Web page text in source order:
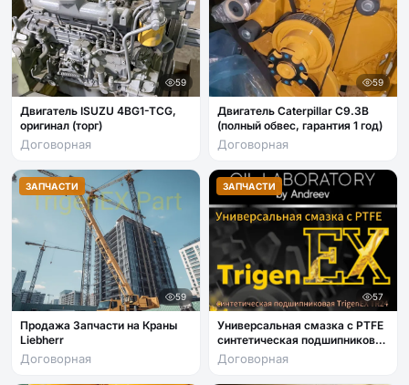
59
Двигатель ISUZU 4BG1-TCG,
оригинал (торг)
Договорная
59
Двигатель Caterpillar C9.3B
(полный обвес, гарантия 1 год)
Договорная
ЗАПЧАСТИ
59
Продажа Запчасти на Краны
Liebherr
Договорная
ЗАПЧАСТИ
57
Универсальная смазка с PTFE
синтетическая подшипниковая
TrigenEX TR24
Договорная